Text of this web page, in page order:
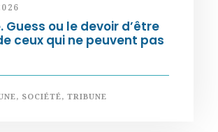
Guess ou le devoir d’être
ceux qui ne peuvent pas
, SOCIÉTÉ, TRIBUNE